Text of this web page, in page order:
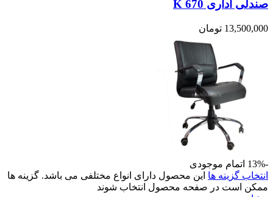
صندلی اداری K 670
13,500,000 تومان
-13%
اتمام موجودی
انتخاب گزینه ها این محصول دارای انواع مختلفی می باشد. گزینه ها
ممکن است در صفحه محصول انتخاب شوند